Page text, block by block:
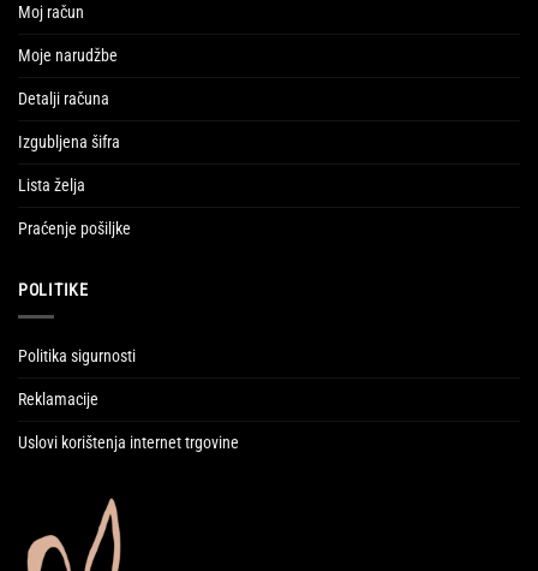
Moj račun
Moje narudžbe
Detalji računa
Izgubljena šifra
Lista želja
Praćenje pošiljke
POLITIKE
Politika sigurnosti
Reklamacije
Uslovi korištenja internet trgovine